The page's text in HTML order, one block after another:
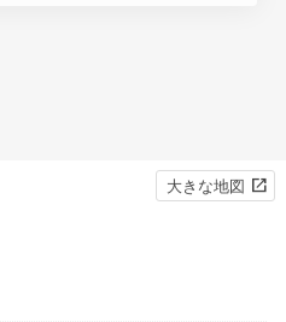
大きな地図